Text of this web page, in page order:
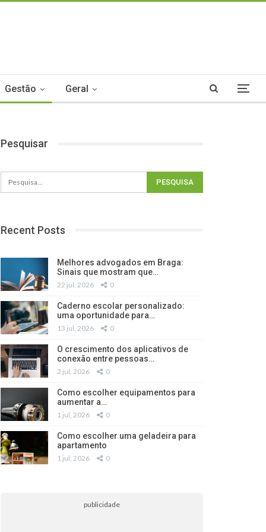
Gestão Geral
Pesquisar
Recent Posts
Melhores advogados em Braga:
Sinais que mostram que…
22 jul, 2026 0
Caderno escolar personalizado:
uma oportunidade para…
13 jul, 2026 0
O crescimento dos aplicativos de
conexão entre pessoas…
2 jul, 2026 0
Como escolher equipamentos para
aumentar a…
1 jul, 2026 0
Como escolher uma geladeira para
apartamento
1 jul, 2026 0
publicidade